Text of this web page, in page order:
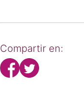
Compartir en: